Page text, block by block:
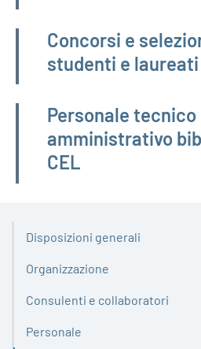
Concorsi e
studenti e laureati
Personale tecnico
amministrativo
CEL
Disposizioni generali
Organizzazione
Consulenti e collaboratori
Personale